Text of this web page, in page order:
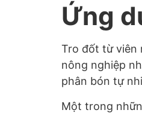
Ứng
Tro đốt từ viên
nông nghiệp
phân bón tự
Một trong